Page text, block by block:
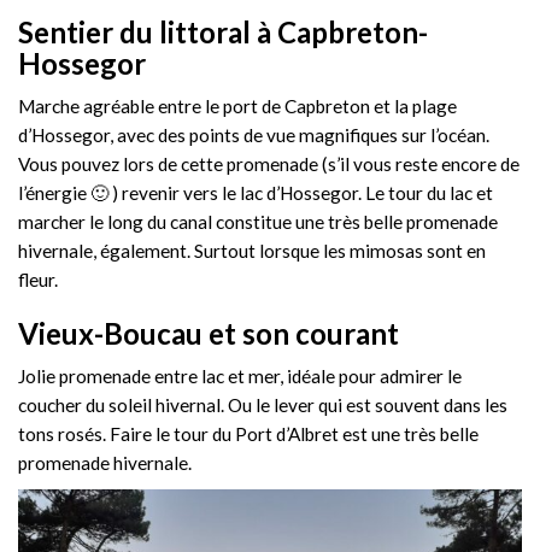
Sentier du littoral à Capbreton-
Hossegor
Marche agréable entre le port de Capbreton et la plage
d’Hossegor, avec des points de vue magnifiques sur l’océan.
Vous pouvez lors de cette promenade (s’il vous reste encore de
l’énergie 🙂 ) revenir vers le lac d’Hossegor. Le tour du lac et
marcher le long du canal constitue une très belle promenade
hivernale, également. Surtout lorsque les mimosas sont en
fleur.
Vieux-Boucau et son courant
Jolie promenade entre lac et mer, idéale pour admirer le
coucher du soleil hivernal. Ou le lever qui est souvent dans les
tons rosés. Faire le tour du Port d’Albret est une très belle
promenade hivernale.